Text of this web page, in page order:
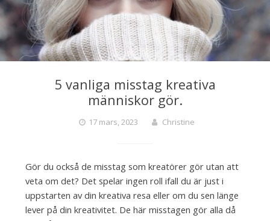
5 vanliga misstag kreativa
människor gör.
17 mars, 2023 Christine
Gör du också de misstag som kreatörer gör utan att
veta om det? Det spelar ingen roll ifall du är just i
uppstarten av din kreativa resa eller om du sen länge
lever på din kreativitet. De här misstagen gör alla då